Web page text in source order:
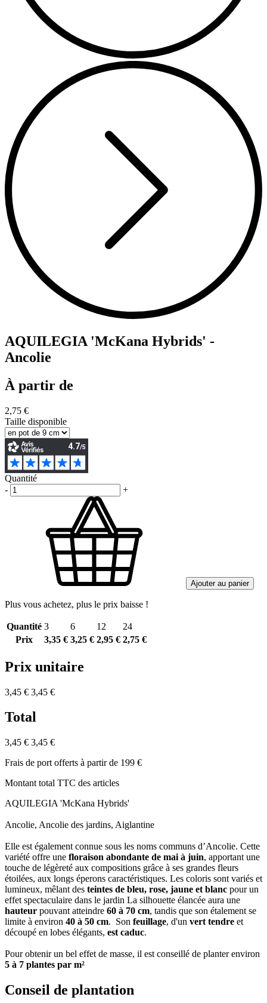
AQUILEGIA 'McKana Hybrids' -
Ancolie
À partir de
2,75 €
Taille disponible
Quantité
-
+
Ajouter au panier
Plus vous achetez, plus le prix baisse !
Quantité 3 6 12
24
Prix
3,35 € 3,25 € 2,95 € 2,75 €
Prix unitaire
3,45 € 3,45 €
Total
3,45 € 3,45 €
Frais de port offerts à partir de 199 €
Montant total TTC des articles
AQUILEGIA 'McKana Hybrids'
Ancolie, Ancolie des jardins, Aiglantine
Elle est également connue sous les noms communs d’Ancolie. Cette
variété offre une floraison abondante de mai à juin, apportant une
touche de légèreté aux compositions grâce à ses grandes fleurs
étoilées, aux longs éperons caractéristiques. Les coloris sont variés et
lumineux, mêlant des teintes de bleu, rose, jaune et blanc pour un
effet spectaculaire dans le jardin La silhouette élancée aura une
hauteur pouvant atteindre 60 à 70 cm, tandis que son étalement se
limite à environ 40 à 50 cm. Son feuillage, d'un vert tendre et
découpé en lobes élégants, est caduc.
Pour obtenir un bel effet de masse, il est conseillé de planter environ
5 à 7 plantes par m²
Conseil de plantation